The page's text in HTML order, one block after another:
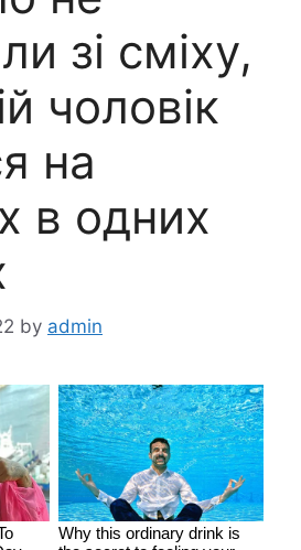
зі сміху,
чоловік
на
в одних
by admin